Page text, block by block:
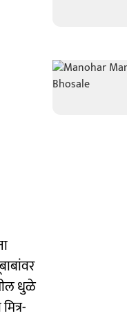
धुळे